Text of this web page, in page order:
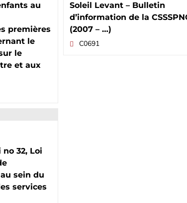
au
premières
le
le
et aux
Soleil Levant – Bulletin
d’information de la
(2007 – …)
C0691
32, Loi
sein du
services